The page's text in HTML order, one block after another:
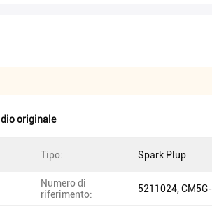
originale
Tipo: Spark Plup
Numero di
riferimento:
5211024,